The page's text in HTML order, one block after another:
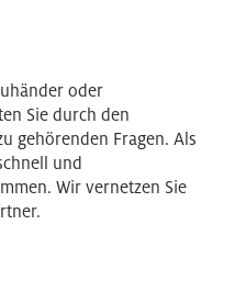
oder
Sie durch den
gehörenden Fragen. Als
und
Wir vernetzen Sie